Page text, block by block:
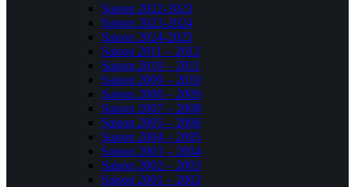
Saison 2022-2023
Saison 2023-2024
Saison 2024-2025
Saison 2011 – 2012
Saison 2010 – 2011
Saison 2009 – 2010
Saison 2008 – 2009
Saison 2007 – 2008
Saison 2005 – 2006
Saison 2004 – 2005
Saison 2003 – 2004
Saison 2002 – 2003
Saison 2001 – 2002